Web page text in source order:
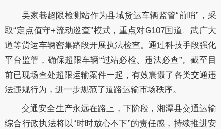
吴家巷超限检测站作为县域货运车辆监管“前哨”，采
取“定点值守+流动巡查”模式，重点对G107国道、武广大
道等货运车辆密集路段开展执法检查。通过科技手段强化
平台监管，确保超限车辆“过站必检、违法必查”。截至目
前已现场查处超限运输案件一起，有效震慑了各类交通违
法违规行为，进一步规范了道路运输市场秩序。
交通安全生产永远在路上，下阶段，湘潭县交通运输
综合行政执法将以“时时放心不下”的责任感，持续推进安